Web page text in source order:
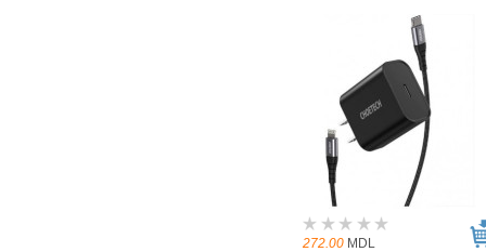
272.00 MDL